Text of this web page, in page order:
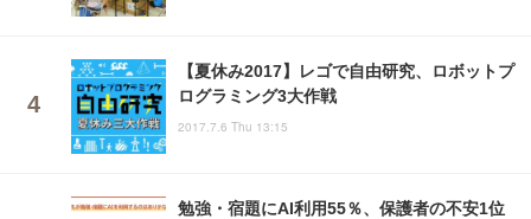
【夏休み2017】レゴで自由研究、ロボットプ
ログラミング3大作戦
2017.7.6 Thu 13:15
勉強・宿題にAI利用55％、保護者の不安1位